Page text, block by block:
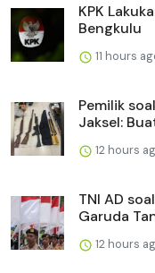
KPK
Bengkulu
11 hours
Pemilik
Jaksel:
12 hours
TNI AD
Garuda
12 hours